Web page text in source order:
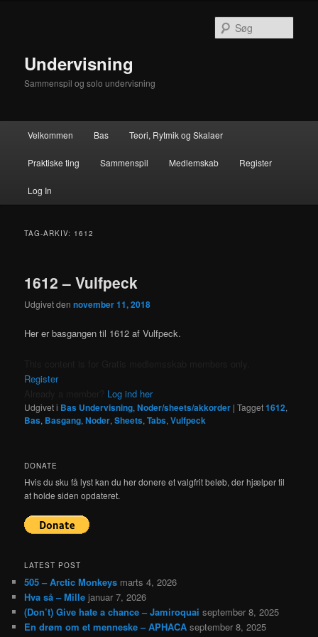
Undervisning
Sammenspil og solo undervisning
Velkommen Bas Teori, Rytmik og Skalaer
Praktiske ting Sammenspil Medlemskab Register
Log In
TAG-ARKIV: 1612
1612 – Vulfpeck
Udgivet dennovember 11, 2018
Her er basgangen til 1612 af Vulfpeck.
Register
Log ind her
Udgivet i Bas Undervisning,Noder/sheets/akkorder |Tagget1612,
Bas, Basgang,Noder,Sheets,Tabs,Vulfpeck
DONATE
Hvis du sku få lyst kan du her donere et valgfrit beløb, der hjælper til
at holde siden opdateret.
LATEST POST
505 – Arctic Monkeys marts 4, 2026
Hva så – Mille januar 7, 2026
(Don’t) Give hate a chance – Jamiroquai september 8, 2025
En drøm om et menneske – APHACA september 8, 2025